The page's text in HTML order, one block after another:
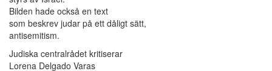
Bilden hade också en text
som beskrev judar på ett dåligt sätt,
antisemitism.
Judiska centralrådet kritiserar
Lorena Delgado Varas